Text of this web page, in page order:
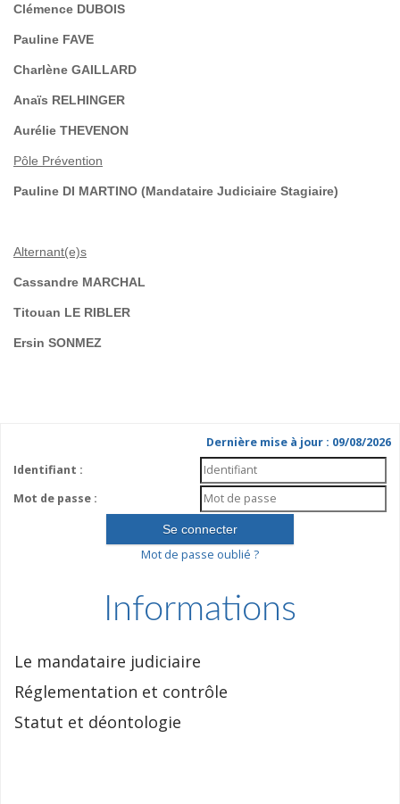
Clémence DUBOIS
Pauline FAVE
Charlène GAILLARD
Anaïs RELHINGER
Aurélie THEVENON
Pôle Prévention
Pauline DI MARTINO (Mandataire Judiciaire Stagiaire)
Alternant(e)s
Cassandre MARCHAL
Titouan LE RIBLER
Ersin SONMEZ
Dernière mise à jour : 09/08/2026
Identifiant :
Mot de passe :
Mot de passe oublié ?
Informations
Le mandataire judiciaire
Réglementation et contrôle
Statut et déontologie